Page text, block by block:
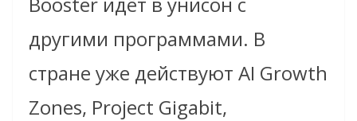
другими программами. В
стране уже действуют AI Growth
Zones, Project Gigabit,